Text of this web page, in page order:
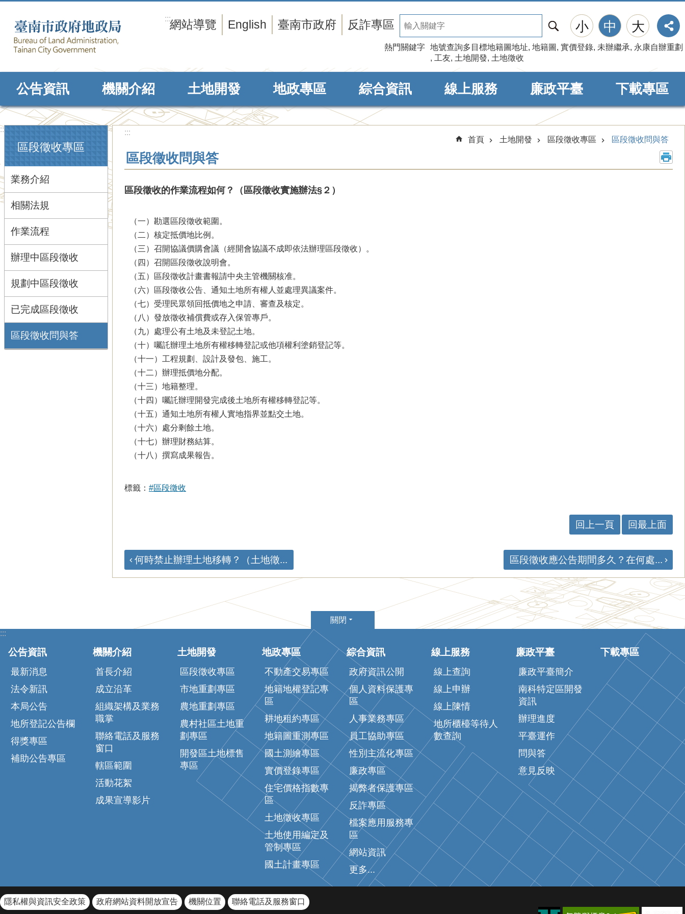
:::網站導覽 English 臺南市政府 反詐專區
尋
熱門關鍵字 地號查詢多目標地籍圖地址 地籍圖 實價登錄 未辦繼承 永康自辦重劃
工友 土地開發 土地徵收
小 中 大
公告資訊 機關介紹 土地開發 地政專區 綜合資訊 線上服務 廉政平臺 下載專區
:::
區段徵收專區
業務介紹
相關法規
作業流程
辦理中區段徵收
規劃中區段徵收
已完成區段徵收
區段徵收問與答
:::
首頁
土地開發 區段徵收專區 區段徵收問與答
區段徵收問與答
區段徵收的作業流程如何？（區段徵收實施辦法§２）
（一）勘選區段徵收範圍。
（二）核定抵價地比例。
（三）召開協議價購會議（經開會協議不成即依法辦理區段徵收）。
（四）召開區段徵收說明會。
（五）區段徵收計畫書報請中央主管機關核准。
（六）區段徵收公告、通知土地所有權人並處理異議案件。
（七）受理民眾領回抵價地之申請、審查及核定。
（八）發放徵收補償費或存入保管專戶。
（九）處理公有土地及未登記土地。
（十）囑託辦理土地所有權移轉登記或他項權利塗銷登記等。
（十一）工程規劃、設計及發包、施工。
（十二）辦理抵價地分配。
（十三）地籍整理。
（十四）囑託辦理開發完成後土地所有權移轉登記等。
（十五）通知土地所有權人實地指界並點交土地。
（十六）處分剩餘土地。
（十七）辦理財務結算。
（十八）撰寫成果報告。
標籤： #區段徵收
回上一頁 回最上面
何時禁止辦理土地移轉？（土地徵... 區段徵收應公告期間多久？在何處...
關閉
:::
公告資訊
最新消息
法令新訊
本局公告
地所登記公告欄
得獎專區
補助公告專區
機關介紹
首長介紹
成立沿革
組織架構及業務
職掌
聯絡電話及服務
窗口
轄區範圍
活動花絮
成果宣導影片
土地開發
區段徵收專區
市地重劃專區
農地重劃專區
農村社區土地重
劃專區
開發區土地標售
專區
地政專區
不動產交易專區
地籍地權登記專
區
耕地租約專區
地籍圖重測專區
國土測繪專區
實價登錄專區
住宅價格指數專
區
土地徵收專區
土地使用編定及
管制專區
國土計畫專區
綜合資訊
政府資訊公開
個人資料保護專
區
人事業務專區
員工協助專區
性別主流化專區
廉政專區
揭弊者保護專區
反詐專區
檔案應用服務專
區
網站資訊
更多...
線上服務
線上查詢
線上申辦
線上陳情
地所櫃檯等待人
數查詢
廉政平臺
廉政平臺簡介
南科特定區開發
資訊
辦理進度
平臺運作
問與答
意見反映
下載專區
隱私權與資訊安全政策 政府網站資料開放宣告 機關位置 聯絡電話及服務窗口